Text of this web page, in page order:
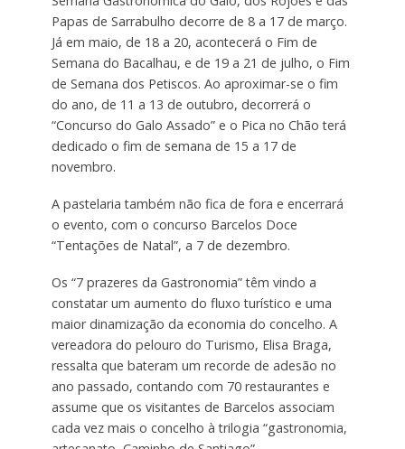
Papas de Sarrabulho decorre de 8 a 17 de março.
Já em maio, de 18 a 20, acontecerá o Fim de
Semana do Bacalhau, e de 19 a 21 de julho, o Fim
de Semana dos Petiscos. Ao aproximar-se o fim
do ano, de 11 a 13 de outubro, decorrerá o
“Concurso do Galo Assado” e o Pica no Chão terá
dedicado o fim de semana de 15 a 17 de
novembro.
A pastelaria também não fica de fora e encerrará
o evento, com o concurso Barcelos Doce
“Tentações de Natal”, a 7 de dezembro.
Os “7 prazeres da Gastronomia” têm vindo a
constatar um aumento do fluxo turístico e uma
maior dinamização da economia do concelho. A
vereadora do pelouro do Turismo, Elisa Braga,
ressalta que bateram um recorde de adesão no
ano passado, contando com 70 restaurantes e
assume que os visitantes de Barcelos associam
cada vez mais o concelho à trilogia “gastronomia,